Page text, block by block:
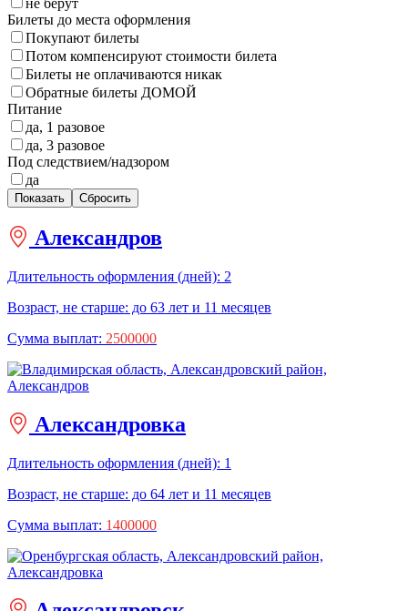
Билеты до места оформления
Покупают билеты
Потом компенсируют стоимости билета
Билеты не оплачиваются никак
Обратные билеты ДОМОЙ
Питание
да, 1 разовое
да, 3 разовое
Под следствием/надзором
да
Александров
Длительность оформления (дней): 2
Возраст, не старше: до 63 лет и 11 месяцев
Сумма выплат: 2500000
Александровка
Длительность оформления (дней): 1
Возраст, не старше: до 64 лет и 11 месяцев
Сумма выплат: 1400000